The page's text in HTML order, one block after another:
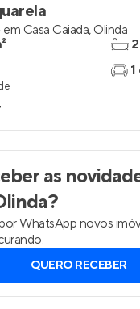
em Casa Caiada, Olinda
2
1
as
?
WhatsApp novos
QUERO RECEBER